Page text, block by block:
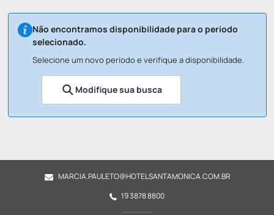
Não encontramos disponibilidade para o período
selecionado.
Selecione um novo período e verifique a disponibilidade.
Modifique sua busca
MARCIA.PAULETO@HOTELSANTAMONICA.COM.BR
19 3878 8800